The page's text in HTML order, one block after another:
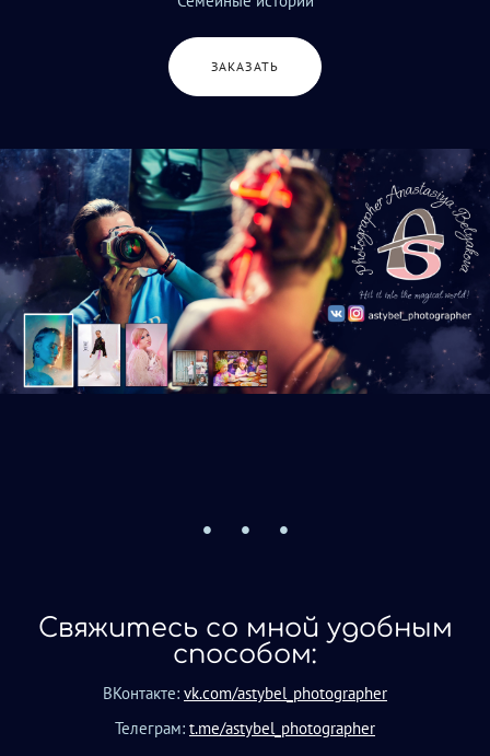
ЗАКАЗАТЬ
Свяжитесь со мной удобным
способом:
ВКонтакте: vk.com/astybel_photographer
Телеграм: t.me/astybel_photographer